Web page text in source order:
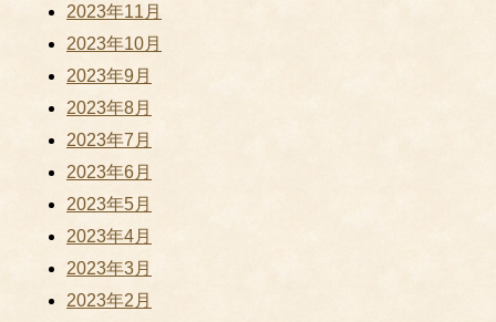
2023年11月
2023年10月
2023年9月
2023年8月
2023年7月
2023年6月
2023年5月
2023年4月
2023年3月
2023年2月